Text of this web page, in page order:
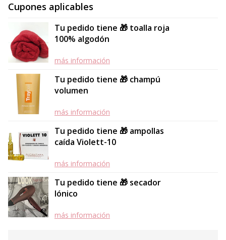
Cupones aplicables
Tu pedido tiene 🎁 toalla roja
100% algodón
más información
Tu pedido tiene 🎁 champú
volumen
más información
Tu pedido tiene 🎁 ampollas
caída Violett-10
más información
Tu pedido tiene 🎁 secador
Iónico
más información